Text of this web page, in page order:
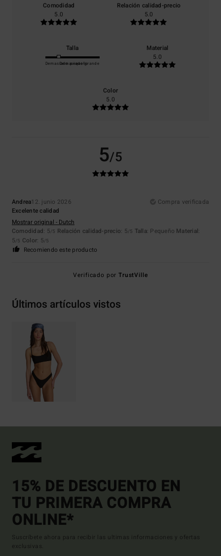
Comodidad
5.0
Relación calidad-precio
5.0
Talla
Demasiado pequeño
Demasiado grande
Material
5.0
Color
5.0
5/5
Andrea12. junio 2026
Compra verificada
Excelente calidad
Mostrar original - Dutch
Comodidad: 5/5 Relación calidad-precio: 5/5 Talla: Pequeño Material:
5/5 Color: 5/5
Recomiendo este producto
Verificado porTrustVille
Últimos artículos vistos
15% DE DESCUENTO EN
TU PRIMERA COMPRA
ONLINE*
Suscríbete ahora para recibir las ultimas informaciones y ofertas
exclusivas.